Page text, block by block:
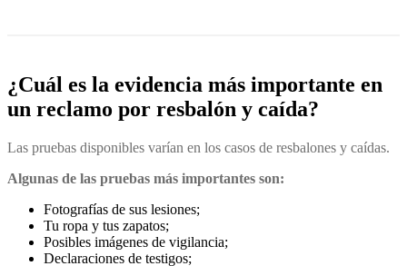
¿Cuál es la evidencia más importante en
un reclamo por resbalón y caída?
Las pruebas disponibles varían en los casos de resbalones y caídas.
Algunas de las pruebas más importantes son:
Fotografías de sus lesiones;
Tu ropa y tus zapatos;
Posibles imágenes de vigilancia;
Declaraciones de testigos;